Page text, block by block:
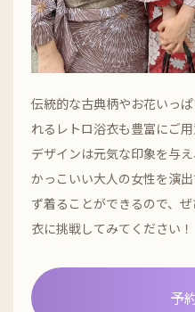
伝統的な古典柄やお花いっ
れるレトロ浴衣も豊富にご
デザインは元気な印象を与
かっこいい大人の女性を演
ず着ることができるので、
衣に挑戦してみてください！
予